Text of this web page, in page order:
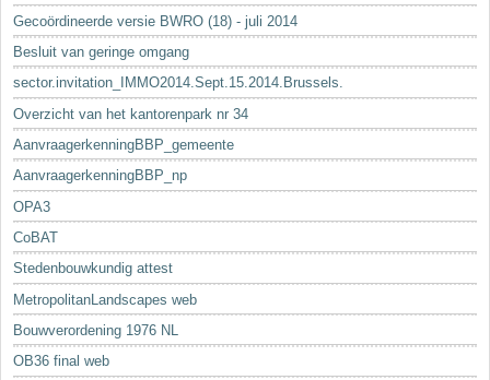
Gecoördineerde versie BWRO (18) - juli 2014
Besluit van geringe omgang
sector.invitation_IMMO2014.Sept.15.2014.Brussels.
Overzicht van het kantorenpark nr 34
AanvraagerkenningBBP_gemeente
AanvraagerkenningBBP_np
OPA3
CoBAT
Stedenbouwkundig attest
MetropolitanLandscapes web
Bouwverordening 1976 NL
OB36 final web